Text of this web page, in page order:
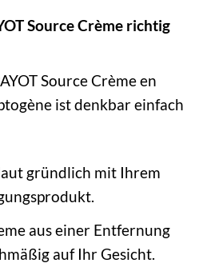
Source Crème richtig
Source Crème en
ist denkbar einfach
gründlich mit Ihrem
aus einer Entfernung
auf Ihr Gesicht.